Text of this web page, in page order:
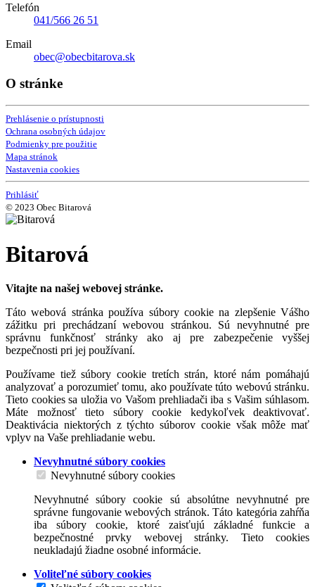
Telefón
041/566 26 51
Email
obec@obecbitarova.sk
O stránke
Prehlásenie o prístupnosti
Ochrana osobných údajov
Podmienky pre použitie
Mapa stránok
Nastavenia cookies
Prihlásiť
© 2023 Obec Bitarová
Bitarová
Vitajte na našej webovej stránke.
Táto webová stránka používa súbory cookie na zlepšenie Vášho
zážitku pri prechádzaní webovou stránkou. Sú nevyhnutné pre
správnu funkčnosť stránky ako aj pre zabezpečenie vyššej
bezpečnosti pri jej používaní.
Používame tiež súbory cookie tretích strán, ktoré nám pomáhajú
analyzovať a porozumieť tomu, ako používate túto webovú stránku.
Tieto cookies sa uložia vo Vašom prehliadači iba s Vašim súhlasom.
Máte možnosť tieto súbory cookie kedykoľvek deaktivovať.
Deaktivácia niektorých z týchto súborov cookie však môže mať
vplyv na Vaše prehliadanie webu.
Nevyhnutné súbory cookies
Nevyhnutné súbory cookies
Nevyhnutné súbory cookie sú absolútne nevyhnutné pre
správne fungovanie webových stránok. Táto kategória zahŕňa
iba súbory cookie, ktoré zaisťujú základné funkcie a
bezpečnostné prvky webovej stránky. Tieto cookies
neukladajú žiadne osobné informácie.
Voliteľné súbory cookies